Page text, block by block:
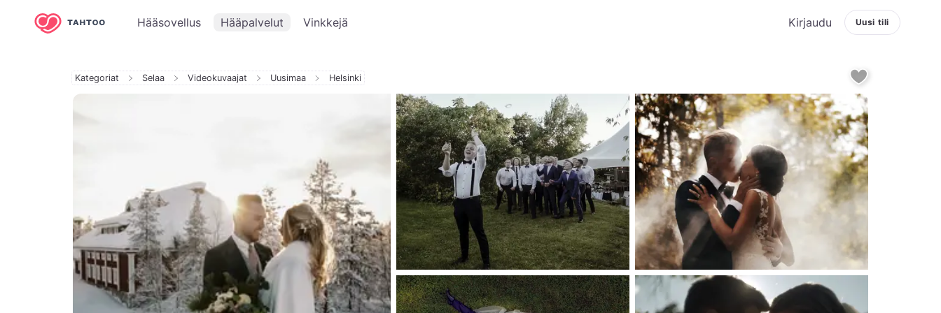
Hääsovellus Hääpalvelut Vinkkejä Kirjaudu Uusi tili
Kategoriat Selaa Videokuvaajat Uusimaa Helsinki